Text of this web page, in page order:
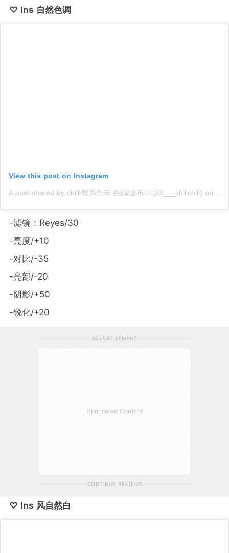
♡ Ins 自然色调
View this post on Instagram
A post shared by chillᶜ韓系한국 色調/桌布♡ (@___chillchill) on
-滤镜：Reyes/30
-亮度/+10
-对比/-35
-亮部/-20
-阴影/+50
-锐化/+20
ADVERTISEMENT
Sponsored Content
CONTINUE READING
♡ Ins 风自然白